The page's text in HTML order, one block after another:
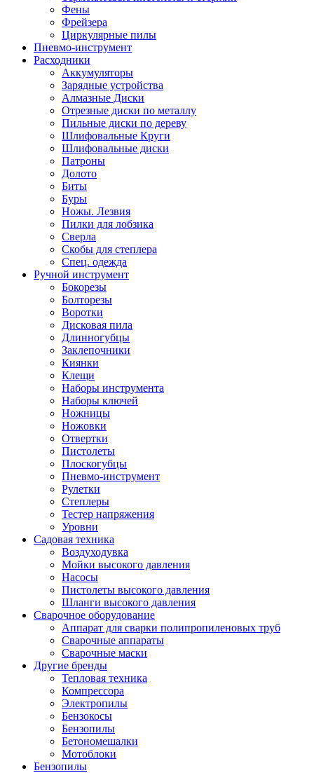
Фены
Фрейзера
Циркулярные пилы
Пневмо-инструмент
Расходники
Аккумуляторы
Зарядные устройства
Алмазные Диски
Отрезные диски по металлу
Пильные диски по дереву
Шлифовальные Круги
Шлифовальные диски
Патроны
Долото
Биты
Буры
Ножы. Лезвия
Пилки для лобзика
Сверла
Скобы для степлера
Спец. одежда
Ручной инструмент
Бокорезы
Болторезы
Воротки
Дисковая пила
Длинногубцы
Заклепочники
Киянки
Клещи
Наборы инструмента
Наборы ключей
Ножницы
Ножовки
Отвертки
Пистолеты
Плоскогубцы
Пневмо-инструмент
Рулетки
Степлеры
Тестер напряжения
Уровни
Садовая техника
Воздуходувка
Мойки высокого давления
Насосы
Пистолеты высокого давления
Шланги высокого давления
Сварочное оборудование
Аппарат для сварки полипропиленовых труб
Сварочные аппараты
Сварочные маски
Другие бренды
Тепловая техника
Компрессора
Электропилы
Бензокосы
Бензопилы
Бетономешалки
Мотоблоки
Бензопилы